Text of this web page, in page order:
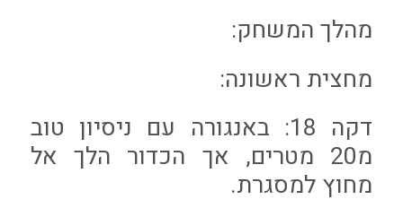
מהלך המשחק:
מחצית ראשונה:
דקה 18: באנגורה עם ניסיון טוב
מ20 מטרים, אך הכדור הלך אל
מחוץ למסגרת.